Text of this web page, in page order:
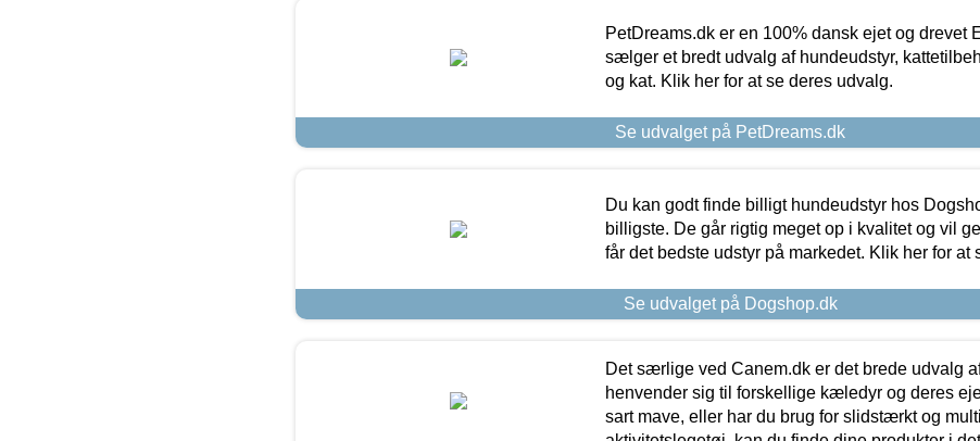
PetDreams.dk er en 100% dansk ejet og drevet
sælger et bredt udvalg af hundeudstyr,
og kat. Klik her for at se deres udvalg.
Se udvalget på PetDreams.dk
Du kan godt finde billigt hundeudstyr hos
billigste. De går rigtig meget op i kvalitet og vil
får det bedste udstyr på markedet. Klik her for at
Se udvalget på Dogshop.dk
Det særlige ved Canem.dk er det brede udvalg
henvender sig til forskellige kæledyr og deres
sart mave, eller har du brug for slidstærkt og